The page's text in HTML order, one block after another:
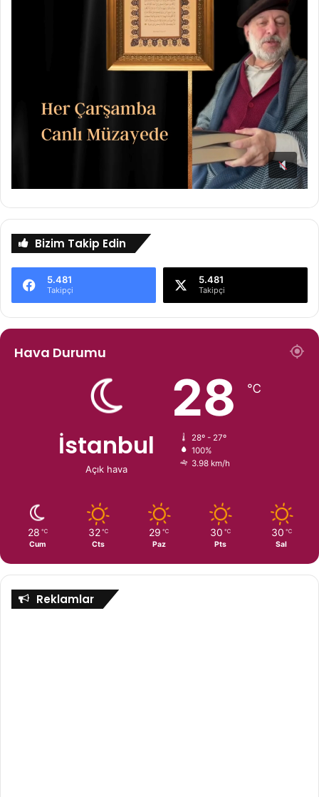
Bizim Takip Edin
5.481
Takipçi
5.481
Takipçi
Hava Durumu
İstanbul
Açık hava
28 ℃
28º - 27º
100%
3.98 km/h
28 ℃
Cum
32 ℃
Cts
29 ℃
Paz
30 ℃
Pts
30 ℃
Sal
Reklamlar